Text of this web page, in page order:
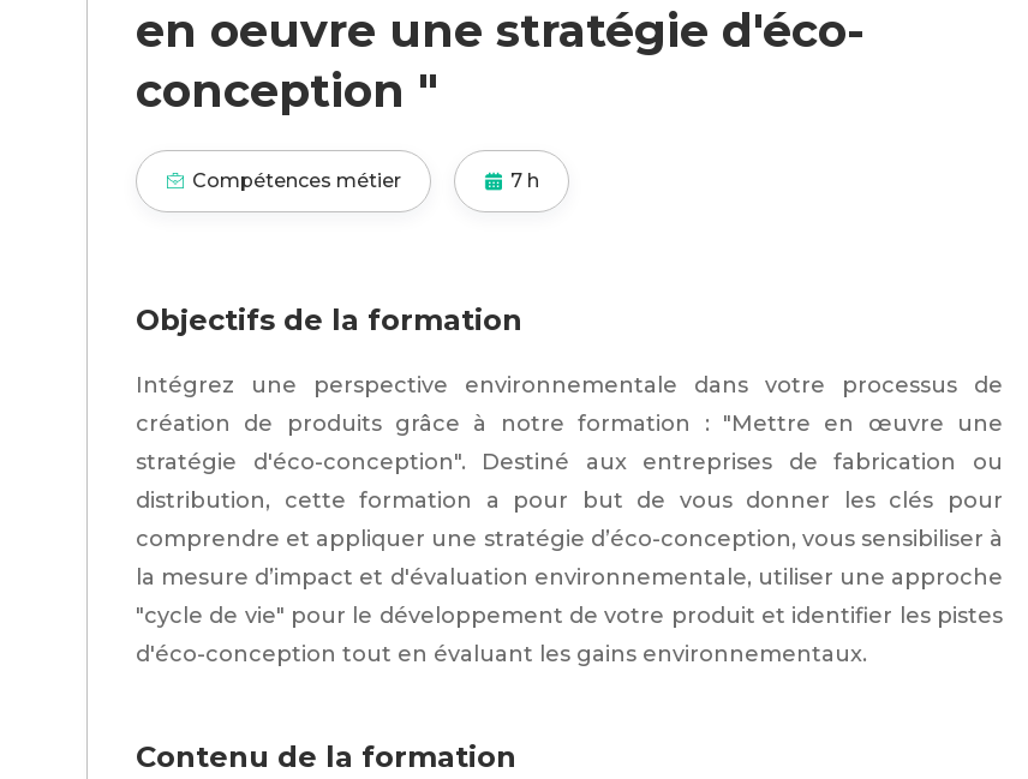
en oeuvre une stratégie d'éco-
conception "
Compétences métier 7 h
Objectifs de la formation
Intégrez une perspective environnementale dans votre processus de
création de produits grâce à notre formation : "Mettre en œuvre une
stratégie d'éco-conception". Destiné aux entreprises de fabrication ou
distribution, cette formation a pour but de vous donner les clés pour
comprendre et appliquer une stratégie d’éco-conception, vous sensibiliser à
la mesure d’impact et d'évaluation environnementale, utiliser une approche
"cycle de vie" pour le développement de votre produit et identifier les pistes
d'éco-conception tout en évaluant les gains environnementaux.
Contenu de la formation